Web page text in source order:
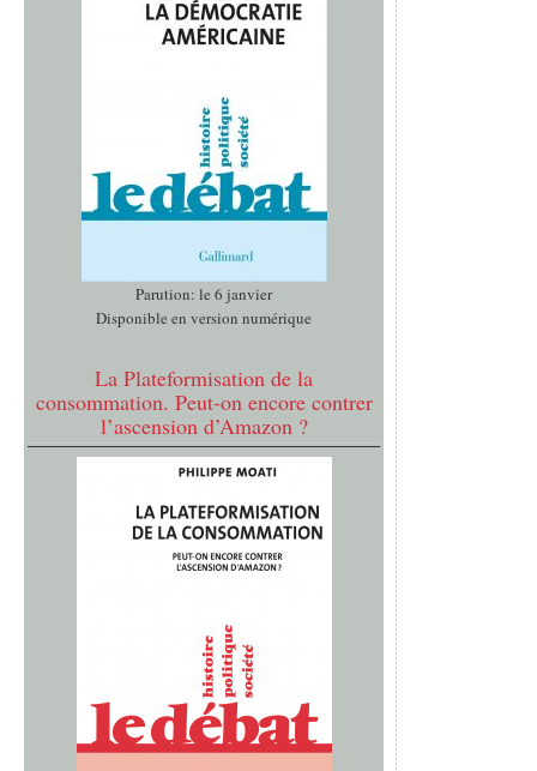
Parution: le 6 janvier
Disponible en version numérique
La Plateformisation de la
consommation. Peut-on encore contrer
l’ascension d’Amazon ?